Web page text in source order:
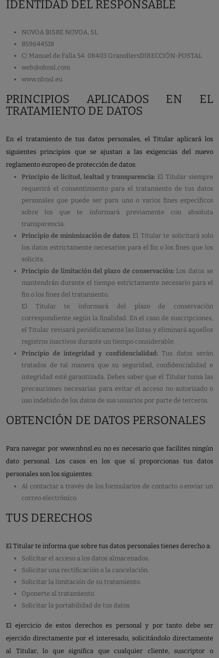
IDENTIDAD DEL RESPONSABLE
NOVOA BISBE NOVOA, SL
B59644518
C/ Manuel de Falla 54. 08403 GranollersDIRECCIÓN-POSTAL
web@nbnsl.com
www.nbnsl.eu
PRINCIPIOS APLICADOS EN EL
TRATAMIENTO DE DATOS
En el tratamiento de tus datos personales, el Titular aplicará los
siguientes principios que se ajustan a las exigencias del nuevo
reglamento europeo de protección de datos:
Principio de licitud, lealtad y transparencia: El Titular siempre
requerirá el consentimiento para el tratamiento de tus datos
personales que puede ser para uno o varios fines específicos
sobre los que te informará previamente con absoluta
transparencia.
Principio de minimización de datos:El Titular te solicitará solo
los datos estrictamente necesarios para el fin o los fines que los
solicita.
Principio de limitación del plazo de conservación:Los datos se
mantendrán durante el tiempo estrictamente necesario para el
fin o los fines del tratamiento.
El Titular te informará del plazo de conservación
correspondiente según la finalidad. En el caso de suscripciones,
el Titular revisará periódicamente las listas y eliminará aquellos
registros inactivos durante un tiempo considerable.
Principio de integridad y confidencialidad:Tus datos serán
tratados de tal manera que su seguridad, confidencialidad e
integridad esté garantizada. Debes saber que el Titular toma las
precauciones necesarias para evitar el acceso no autorizado o
uso indebido de los datos de sus usuarios por parte de terceros.
OBTENCIÓN DE DATOS PERSONALES
Para navegar por www.nbnsl.eu no es necesario que facilites ningún
dato personal. Los casos en los que sí proporcionas tus datos
personales son los siguientes:
Al contactar a través de los formularios de contacto o enviar un
correo electrónico
TUS DERECHOS
El Titular te informa que sobre tus datos personales tienes derecho a:
Solicitar el acceso a los datos almacenados.
Solicitar una rectificación o la cancelación.
Solicitar la limitación de su tratamiento.
Oponerte al tratamiento.
Solicitar la portabilidad de tus datos.
El ejercicio de estos derechos es personal y por tanto debe ser
ejercido directamente por el interesado, solicitándolo directamente
al Titular, lo que significa que cualquier cliente, suscriptor o